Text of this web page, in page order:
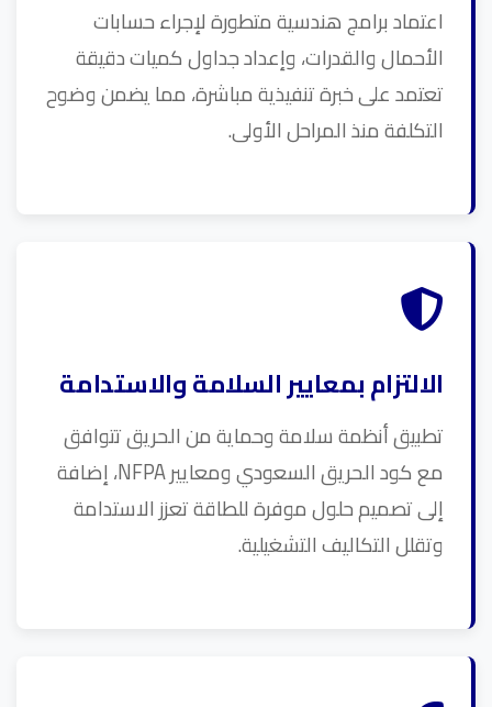
اعتماد برامج هندسية متطورة لإجراء حسابات
الأحمال والقدرات، وإعداد جداول كميات دقيقة
تعتمد على خبرة تنفيذية مباشرة، مما يضمن وضوح
التكلفة منذ المراحل الأولى.
الالتزام بمعايير السلامة والاستدامة
تطبيق أنظمة سلامة وحماية من الحريق تتوافق
مع كود الحريق السعودي ومعايير NFPA، إضافة
إلى تصميم حلول موفرة للطاقة تعزز الاستدامة
وتقلل التكاليف التشغيلية.